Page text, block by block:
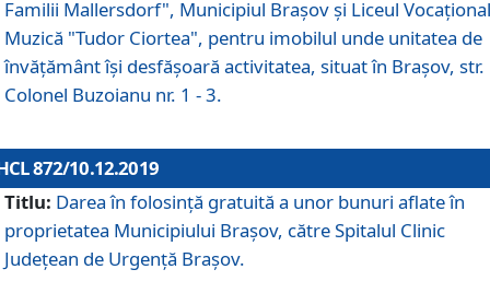
Familii Mallersdorf", Municipiul Braşov şi Liceul
Muzică "Tudor Ciortea", pentru imobilul unde unitatea de
învățământ îşi desfăşoară activitatea, situat în Braşov, str.
Colonel Buzoianu nr. 1 - 3.
872/10.12.2019
Titlu: Darea în folosinţă gratuită a unor bunuri aflate în
proprietatea Municipiului Braşov, către Spitalul Clinic
Judeţean de Urgenţă Braşov.